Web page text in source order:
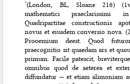
‘(London, BL, Sloane 216)
mathematici praeclarissimi
Quadripartitae constructionis
novus et eiusdem conversio nova.
Prooemium deest. Quod
praecognitio sit quaedam ars et
primum. Facile patescit,
omnibus quod de aeterea et
diffundatur — et etiam alimoniam